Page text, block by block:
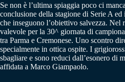
Se non è l’ultima spiaggia poco ci
conclusione della stagione di Serie A
che inseguono l’obiettivo salvezza. Nel
valevole per la 30^ giornata di
tra Parma e Cremonese. Uno scontro
specialmente in ottica ospite. I
sbagliare e sono reduci dall’esonero di
affidata a Marco Giampaolo.